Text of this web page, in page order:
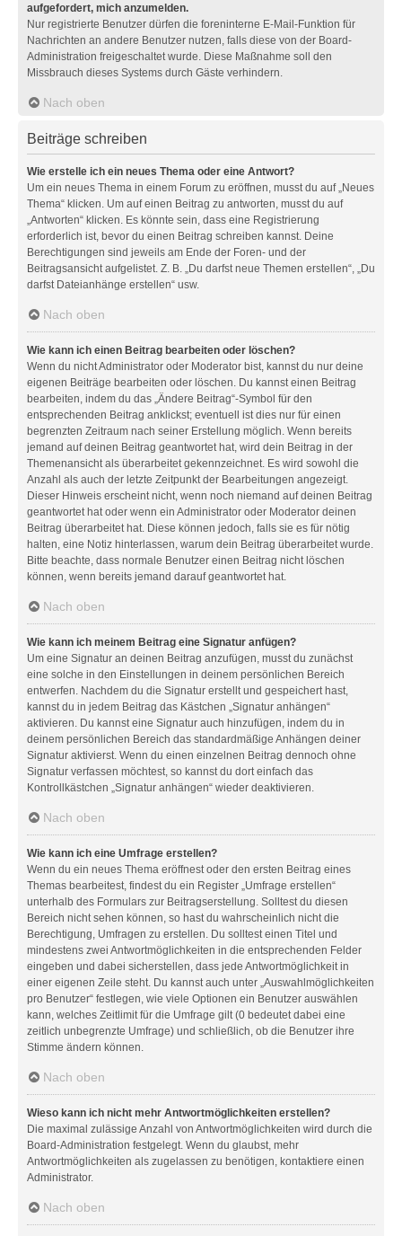
aufgefordert, mich anzumelden.
Nur registrierte Benutzer dürfen die foreninterne E-Mail-Funktion für
Nachrichten an andere Benutzer nutzen, falls diese von der Board-
Administration freigeschaltet wurde. Diese Maßnahme soll den
Missbrauch dieses Systems durch Gäste verhindern.
Nach oben
Beiträge schreiben
Wie erstelle ich ein neues Thema oder eine Antwort?
Um ein neues Thema in einem Forum zu eröffnen, musst du auf „Neues
Thema“ klicken. Um auf einen Beitrag zu antworten, musst du auf
„Antworten“ klicken. Es könnte sein, dass eine Registrierung
erforderlich ist, bevor du einen Beitrag schreiben kannst. Deine
Berechtigungen sind jeweils am Ende der Foren- und der
Beitragsansicht aufgelistet. Z. B. „Du darfst neue Themen erstellen“, „Du
darfst Dateianhänge erstellen“ usw.
Nach oben
Wie kann ich einen Beitrag bearbeiten oder löschen?
Wenn du nicht Administrator oder Moderator bist, kannst du nur deine
eigenen Beiträge bearbeiten oder löschen. Du kannst einen Beitrag
bearbeiten, indem du das „Ändere Beitrag“-Symbol für den
entsprechenden Beitrag anklickst; eventuell ist dies nur für einen
begrenzten Zeitraum nach seiner Erstellung möglich. Wenn bereits
jemand auf deinen Beitrag geantwortet hat, wird dein Beitrag in der
Themenansicht als überarbeitet gekennzeichnet. Es wird sowohl die
Anzahl als auch der letzte Zeitpunkt der Bearbeitungen angezeigt.
Dieser Hinweis erscheint nicht, wenn noch niemand auf deinen Beitrag
geantwortet hat oder wenn ein Administrator oder Moderator deinen
Beitrag überarbeitet hat. Diese können jedoch, falls sie es für nötig
halten, eine Notiz hinterlassen, warum dein Beitrag überarbeitet wurde.
Bitte beachte, dass normale Benutzer einen Beitrag nicht löschen
können, wenn bereits jemand darauf geantwortet hat.
Nach oben
Wie kann ich meinem Beitrag eine Signatur anfügen?
Um eine Signatur an deinen Beitrag anzufügen, musst du zunächst
eine solche in den Einstellungen in deinem persönlichen Bereich
entwerfen. Nachdem du die Signatur erstellt und gespeichert hast,
kannst du in jedem Beitrag das Kästchen „Signatur anhängen“
aktivieren. Du kannst eine Signatur auch hinzufügen, indem du in
deinem persönlichen Bereich das standardmäßige Anhängen deiner
Signatur aktivierst. Wenn du einen einzelnen Beitrag dennoch ohne
Signatur verfassen möchtest, so kannst du dort einfach das
Kontrollkästchen „Signatur anhängen“ wieder deaktivieren.
Nach oben
Wie kann ich eine Umfrage erstellen?
Wenn du ein neues Thema eröffnest oder den ersten Beitrag eines
Themas bearbeitest, findest du ein Register „Umfrage erstellen“
unterhalb des Formulars zur Beitragserstellung. Solltest du diesen
Bereich nicht sehen können, so hast du wahrscheinlich nicht die
Berechtigung, Umfragen zu erstellen. Du solltest einen Titel und
mindestens zwei Antwortmöglichkeiten in die entsprechenden Felder
eingeben und dabei sicherstellen, dass jede Antwortmöglichkeit in
einer eigenen Zeile steht. Du kannst auch unter „Auswahlmöglichkeiten
pro Benutzer“ festlegen, wie viele Optionen ein Benutzer auswählen
kann, welches Zeitlimit für die Umfrage gilt (0 bedeutet dabei eine
zeitlich unbegrenzte Umfrage) und schließlich, ob die Benutzer ihre
Stimme ändern können.
Nach oben
Wieso kann ich nicht mehr Antwortmöglichkeiten erstellen?
Die maximal zulässige Anzahl von Antwortmöglichkeiten wird durch die
Board-Administration festgelegt. Wenn du glaubst, mehr
Antwortmöglichkeiten als zugelassen zu benötigen, kontaktiere einen
Administrator.
Nach oben